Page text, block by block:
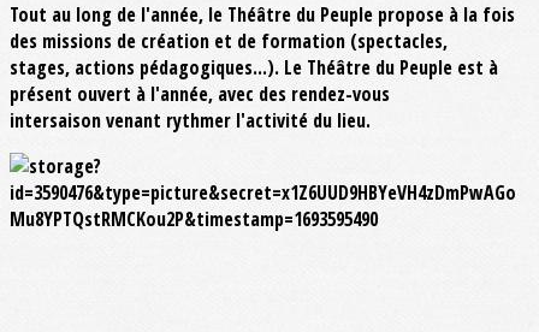
Tout au long de l'année, le Théâtre du Peuple propose à la fois
des missions de création et de formation (spectacles,
stages, actions pédagogiques...). Le Théâtre du Peuple est à
présent ouvert à l'année, avec des rendez-vous
intersaison venant rythmer l'activité du lieu.